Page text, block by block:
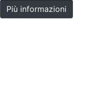
Più informazioni